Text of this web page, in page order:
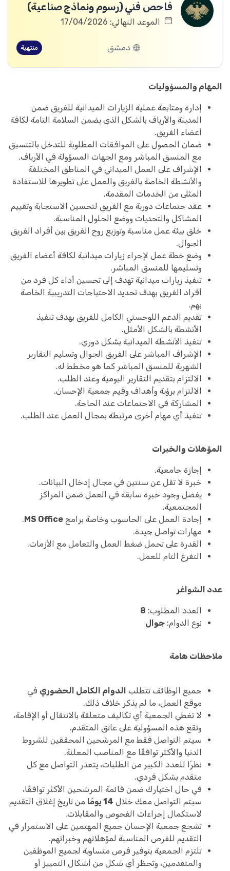
فاحص فني (رسوم ونماذج صناعية)
الموعد النهائي: 17/04/2026
دمشق منتهية
المهام والمسؤوليات
إدارة ومتابعة عملية الزيارات الميدانية للفريق ضمن
المدينة والأرياف بالشكل الذي يضمن السلامة التامة لكافة
أعضاء الفريق.
ضمان الحصول على الموافقات المطلوبة للتدخل بالتنسيق
مع المنسق المباشر ومع الجهات المسؤولة في الأرياف.
الإشراف على العمل الميداني في المناطق المختلفة
والأنشطة الخاصة بالفريق والعمل على تطويرها للاستفادة
المثلى من الخدمات المقدمة.
عقد جتماعات دورية مع الفريق لتحسين الاستجابة وتقييم
المشاكل والتحديات ووضع الحلول المناسبة.
خلق بيئة عمل مناسبة وتوزيع روح الفريق بين أفراد الفريق
الجوال.
وضع خطة عمل لإجراء زيارات ميدانية لكافة أعضاء الفريق
وتسليمها للمنسق المباشر.
تنفيذ زيارات ميدانية تهدف إلى تحسين أداء كل فرد من
أفراد الفريق بهدف تحديد الاحتياجات التدريبية الخاصة
بهم.
تقديم الدعم اللوجستي الكامل للفريق بهدف تنفيذ
الأنشطة بالشكل الأمثل.
تنفيذ الأنشطة الميدانية بشكل دوري.
الإشراف المباشر على الفريق الجوال وتسليم التقارير
الشهرية للمنسق المباشر كما هو مخطط له.
الالتزام بتقديم التقارير اليومية وعند الطلب.
الالتزام برؤية وأهداف وقيم جمعية الإحسان.
المشاركة في الاجتماعات عند الحاجة.
تنفيذ أي مهام أخرى مرتبطة بمجال العمل عند الطلب.
المؤهلات والخبرات
إجازة جامعية.
خبرة لا تقل عن سنتين في مجال إدخال البيانات.
يفضل وجود خبرة سابقة في العمل ضمن المراكز
المجتمعية.
إجادة العمل على الحاسوب وخاصة برامج MS Office
.
مهارات تواصل جيدة.
القدرة على تحمل ضغط العمل والتعامل مع الأزمات.
التفرغ التام للعمل.
عدد الشواغر
العدد المطلوب: 8
نوع الدوام: جوال
ملاحظات هامة
جميع الوظائف تتطلب الدوام الكامل الحضوري في
موقع العمل، ما لم يذكر خلاف ذلك.
لا تغطي الجمعية أي تكاليف متعلقة بالانتقال أو الإقامة،
وتقع هذه المسؤولية على عاتق المتقدم.
سيتم التواصل فقط مع المرشحين المحققين للشروط
الدنيا والأكثر توافقًا مع المناصب المعلنة.
نظرًا للعدد الكبير من الطلبات، يتعذر التواصل مع كل
متقدم بشكل فردي.
في حال اختيارك ضمن قائمة المرشحين الأكثر توافقًا،
سيتم التواصل معك خلال 14 يومًا
من تاريخ إغلاق التقديم
لاستكمال إجراءات الفحوص والمقابلات.
تشجع جمعية الإحسان جميع المهتمين على الاستمرار في
التقديم للفرص المناسبة لمؤهلاتهم وخبراتهم.
تلتزم الجمعية بتوفير فرص متساوية لجميع الموظفين
والمتقدمين، وتحظر أي شكل من أشكال التمييز أو